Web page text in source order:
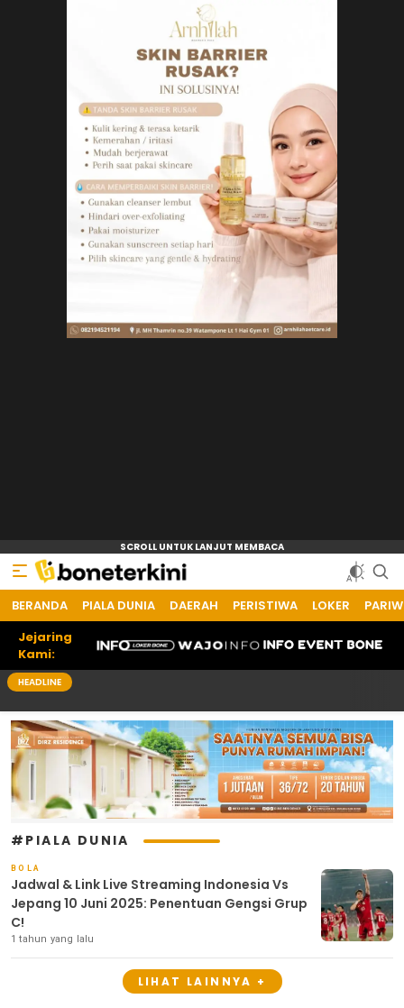
Bone Terkini
Referensi Informasi Terkini
BERANDA PIALA DUNIA DAERAH PERISTIWA LOKER
Jejaring
Kami:
HEADLINE
#PIALA DUNIA
BOLA
Jadwal & Link Live Streaming Indonesia Vs
Jepang 10 Juni 2025: Penentuan Gengsi Grup
C!
1 tahun yang lalu
LIHAT LAINNYA +